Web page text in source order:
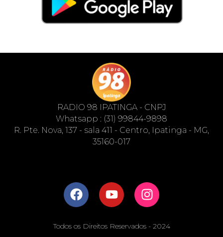
RADIO 98 IPATINGA - CNPJ
Whatsapp : (31) 99844-9898
R. Pte. Nova, 137 - sala 411 - Centro, Ipatinga - MG,
35160-017
Todos os Direitos Reservados - 2024